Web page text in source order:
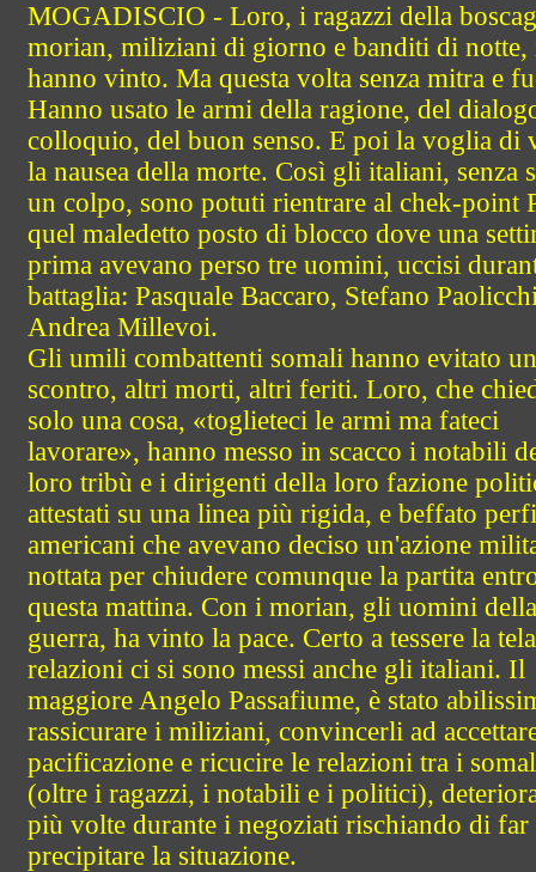
MOGADISCIO - Loro, i ragazzi della
morian, miliziani di giorno e banditi di notte,
hanno vinto. Ma questa volta senza mitra e
Hanno usato le armi della ragione, del
colloquio, del buon senso. E poi la voglia di
la nausea della morte. Così gli italiani, senza
un colpo, sono potuti rientrare al chek-point
quel maledetto posto di blocco dove una
prima avevano perso tre uomini, uccisi
battaglia: Pasquale Baccaro, Stefano
Andrea Millevoi.
Gli umili combattenti somali hanno evitato
scontro, altri morti, altri feriti. Loro, che
solo una cosa, «toglieteci le armi ma fateci
lavorare», hanno messo in scacco i notabili
loro tribù e i dirigenti della loro fazione
attestati su una linea più rigida, e beffato
americani che avevano deciso un'azione
nottata per chiudere comunque la partita
questa mattina. Con i morian, gli uomini della
guerra, ha vinto la pace. Certo a tessere la
relazioni ci si sono messi anche gli italiani. Il
maggiore Angelo Passafiume, è stato
rassicurare i miliziani, convincerli ad
pacificazione e ricucire le relazioni tra i
(oltre i ragazzi, i notabili e i politici),
più volte durante i negoziati rischiando di far
precipitare la situazione.